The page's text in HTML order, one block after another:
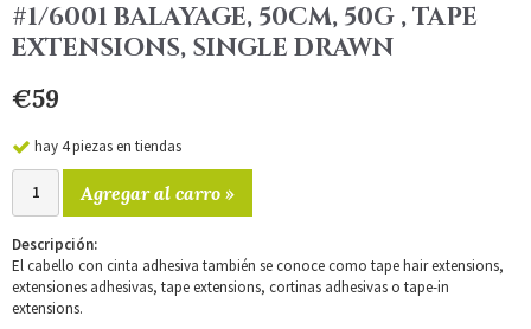
#1/6001 BALAYAGE, 50CM, 50G , TAPE
EXTENSIONS, SINGLE DRAWN
€59
hay 4 piezas en tiendas
Agregar al carro »
Descripción:
El cabello con cinta adhesiva también se conoce como tape hair extensions,
extensiones adhesivas, tape extensions, cortinas adhesivas o tape-in
extensions.